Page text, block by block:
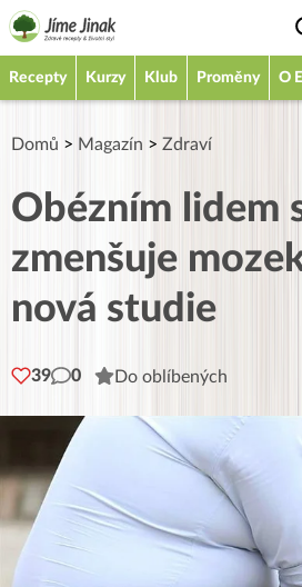
Recepty Kurzy Klub Proměny O
Domů > Magazín > Zdraví
Obézním lidem
zmenšuje
nová studie
39 0 Do oblíbených